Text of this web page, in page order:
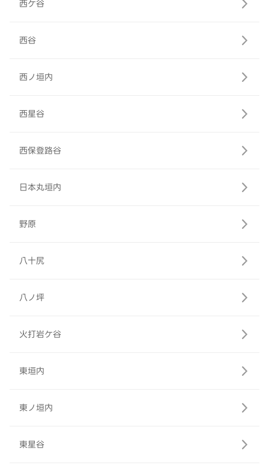
西ケ谷
西谷
西ノ垣内
西星谷
西保登路谷
日本丸垣内
野原
八十尻
八ノ坪
火打岩ケ谷
東垣内
東ノ垣内
東星谷